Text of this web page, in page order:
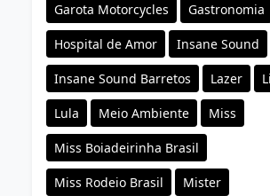
Garota Motorcycles Gastronomia
Hospital de Amor Insane Sound
Insane Sound Barretos Lazer
Lula Meio Ambiente Miss
Miss Boiadeirinha Brasil
Miss Rodeio Brasil Mister